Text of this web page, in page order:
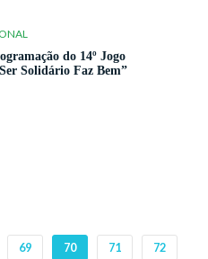
do 14º Jogo
Solidário Faz Bem”
69 70 71
72